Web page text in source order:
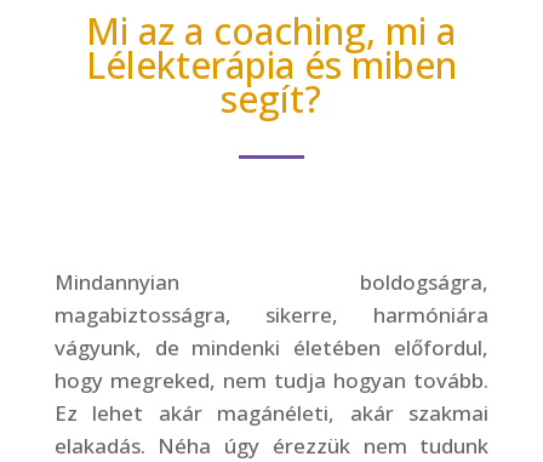
Mi az a coaching, mi a
Lélekterápia és miben
segít?
Mindannyian boldogságra,
magabiztosságra, sikerre, harmóniára
vágyunk, de mindenki életében előfordul,
hogy megreked, nem tudja hogyan tovább.
Ez lehet akár magánéleti, akár szakmai
elakadás. Néha úgy érezzük nem tudunk